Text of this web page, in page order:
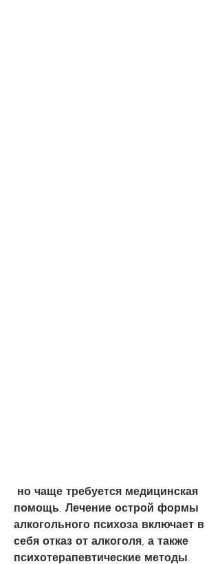
помощь. Лечение острой формы
алкогольного психоза включает в
себя отказ от алкоголя, а также
психотерапевтические методы.